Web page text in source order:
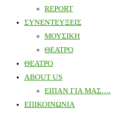
REPORT
ΣΥΝΕΝΤΕΥΞΕΙΣ
ΜΟΥΣΙΚΗ
ΘΕΑΤΡΟ
ΘΕΑΤΡΟ
ABOUT US
ΕΙΠΑΝ ΓΙΑ ΜΑΣ….
ΕΠΙΚΟΙΝΩΝΙΑ